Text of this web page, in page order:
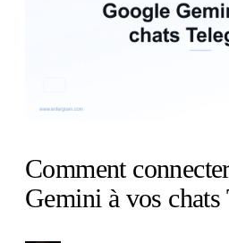
Comment
Gemini à vos chats